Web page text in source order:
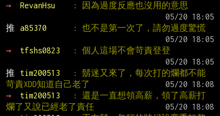
→
RevanHsu
: 因為過度反應也沒用的意思
推
a85370
: 也不是第一次了，請勿過度驚慌
→
tfshs0823
: 個人這場不會苛責登登
推
tim200513
: 鬍迷又來了，每次打的爛都不能
苛責XDD知道自己老了
→
tim200513
: 還是一直想領高薪，領了高薪打
爛了又說已經老了責任